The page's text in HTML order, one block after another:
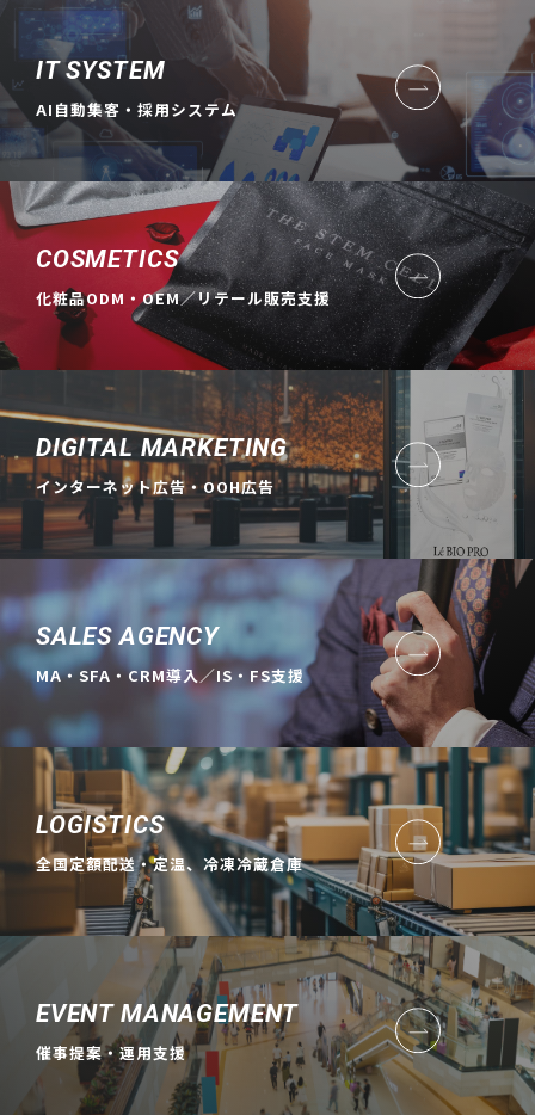
IT SYSTEM
AI自動集客・採用システム
COSMETICS
化粧品ODM・OEM／リテール販売支援
DIGITAL MARKETING
インターネット広告・OOH広告
SALES AGENCY
MA・SFA・CRM導入／IS・FS支援
LOGISTICS
全国定額配送・定温、冷凍冷蔵倉庫
EVENT MANAGEMENT
催事提案・運用支援